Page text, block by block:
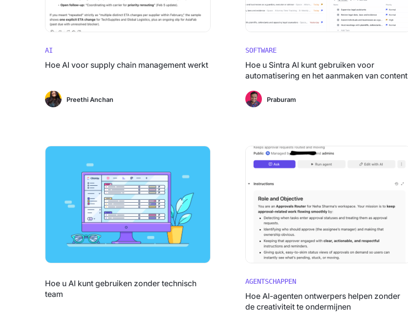
AI
Hoe AI voor supply chain management werkt
Preethi Anchan
SOFTWARE
Hoe u Sintra AI kunt gebruiken voor
automatisering en het aanmaken van content
Praburam
Hoe u AI kunt gebruiken zonder technisch
team
AGENTSCHAPPEN
Hoe AI-agenten ontwerpers helpen zonder
de creativiteit te ondermijnen